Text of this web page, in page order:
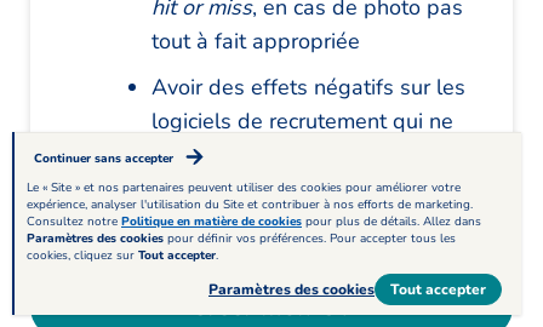
hit or miss, en cas de photo pas
tout à fait appropriée
Avoir des effets négatifs sur les
logiciels de recrutement qui ne
sauraient pas la lire
Créer mon CV
Continuer sans accepter
Le « Site » et nos partenaires peuvent utiliser des cookies pour améliorer votre
expérience, analyser l'utilisation du Site et contribuer à nos efforts de marketing.
Consultez notre Politique en matière de cookies pour plus de détails. Allez dans
Paramètres des cookies pour définir vos préférences. Pour accepter tous les
cookies, cliquez sur Tout accepter.
Tout accepter
Paramètres des cookies